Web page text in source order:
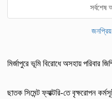
সর্বশেষ
মির্জাপুরে ভূমি বিরোধে অসহায় পরিবার
ছাতক সিমেন্ট ফ্যাক্টরি-তে বৃক্ষরোপন